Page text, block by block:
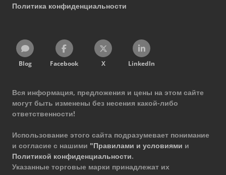
Политика конфиденциальности
Blog Facebook X LinkedIn
Вся информация, предложения и цены на этом сайте
могут быть изменены без несения какой-либо
ответственности!
Использование этого сайта подразумевает понимание
и согласие с нашими "Правилами и условиями и
Политикой конфиденциальности.
Указанные торговые марки принадлежат их